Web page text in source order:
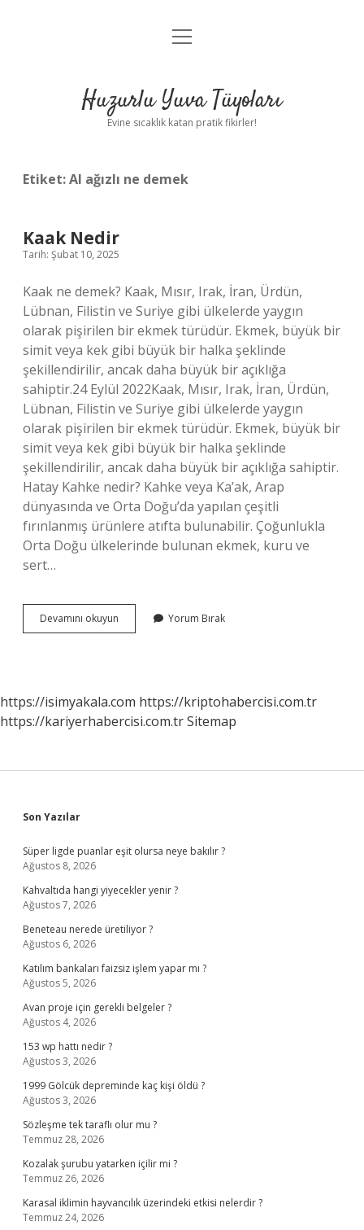
Anasayfa
Yasal Uyarı
menüyü
Huzurlu Yuva Tüyoları
Evine sıcaklık katan pratik fikirler!
Etiket:Al ağızlı ne demek
Kaak Nedir
Tarih: Şubat 10, 2025
Kaak ne demek? Kaak, Mısır, Irak, İran, Ürdün,
Lübnan, Filistin ve Suriye gibi ülkelerde yaygın
olarak pişirilen bir ekmek türüdür. Ekmek, büyük bir
simit veya kek gibi büyük bir halka şeklinde
şekillendirilir, ancak daha büyük bir açıklığa
sahiptir.24 Eylül 2022Kaak, Mısır, Irak, İran, Ürdün,
Lübnan, Filistin ve Suriye gibi ülkelerde yaygın
olarak pişirilen bir ekmek türüdür. Ekmek, büyük bir
simit veya kek gibi büyük bir halka şeklinde
şekillendirilir, ancak daha büyük bir açıklığa sahiptir.
Hatay Kahke nedir? Kahke veya Ka’ak, Arap
dünyasında ve Orta Doğu’da yapılan çeşitli
fırınlanmış ürünlere atıfta bulunabilir. Çoğunlukla
Orta Doğu ülkelerinde bulunan ekmek, kuru ve
sert…
Devamını okuyun
Nedir
Yorum Bırak
https://isimyakala.com https://kriptohabercisi.com.tr
https://kariyerhabercisi.com.trSitemap
Sidebar
Son Yazılar
Süper ligde puanlar eşit olursa neye bakılır ?
Ağustos 8, 2026
Kahvaltıda hangi yiyecekler yenir ?
Ağustos 7, 2026
Beneteau nerede üretiliyor ?
Ağustos 6, 2026
Katılım bankaları faizsiz işlem yapar mı ?
Ağustos 5, 2026
Avan proje için gerekli belgeler ?
Ağustos 4, 2026
153 wp hattı nedir ?
Ağustos 3, 2026
1999 Gölcük depreminde kaç kişi öldü ?
Ağustos 3, 2026
Sözleşme tek taraflı olur mu ?
Temmuz 28, 2026
Kozalak şurubu yatarken içilir mi ?
Temmuz 26, 2026
Karasal iklimin hayvancılık üzerindeki etkisi nelerdir ?
Temmuz 24, 2026